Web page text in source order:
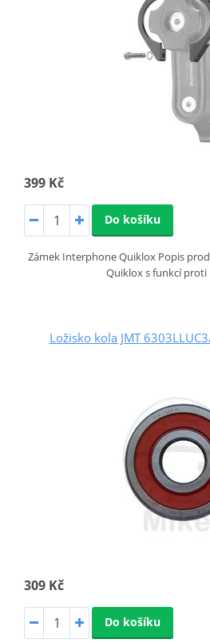
399 Kč
Do košíku
Zámek Interphone Quiklox Popis
Quiklox s funkcí proti
Ložisko kola JMT
309 Kč
Do košíku